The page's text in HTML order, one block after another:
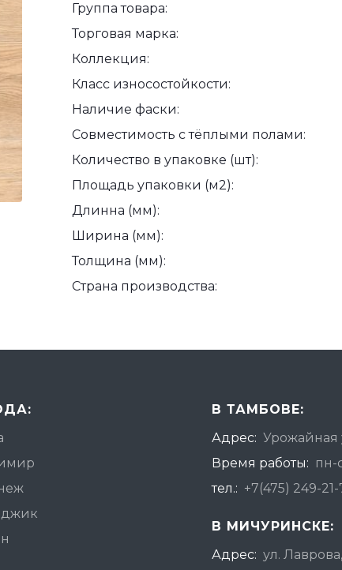
Группа товара:
Торговая марка:
Коллекция:
Класс износостойкости:
Наличие фаски:
Совместимость с тёплыми полами:
Количество в упаковке (шт):
Площадь упаковки (м2):
Длинна (мм):
Ширина (мм):
Толщина (мм):
Страна производства:
В ТАМБОВЕ:
Адрес: Урожайная
Время работы: пн-
тел.: +7(475) 249-21-
В МИЧУРИНСКЕ:
Адрес: ул.